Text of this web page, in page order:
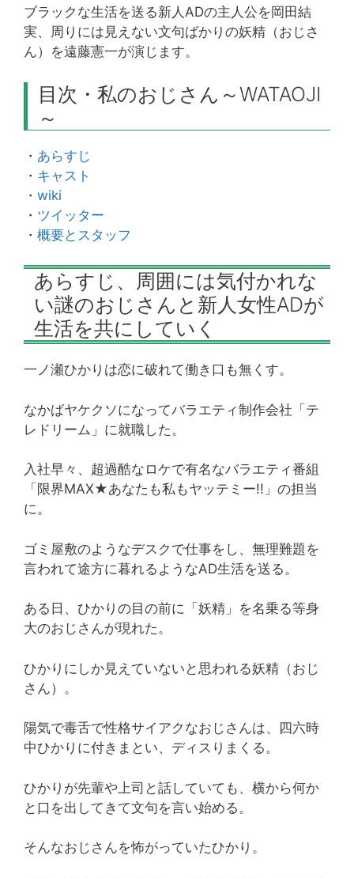
ブラックな生活を送る新人ADの主人公を岡田結
実、周りには見えない文句ばかりの妖精（おじさ
ん）を遠藤憲一が演じます。
目次・私のおじさん～WATAOJI
～
・ あらすじ
・ キャスト
・ wiki
・ ツイッター
・ 概要とスタッフ
あらすじ、周囲には気付かれな
い謎のおじさんと新人女性ADが
生活を共にしていく
一ノ瀬ひかりは恋に破れて働き口も無くす。
なかばヤケクソになってバラエティ制作会社「テ
レドリーム」に就職した。
入社早々、超過酷なロケで有名なバラエティ番組
「限界MAX★あなたも私もヤッテミー!!」の担当
に。
ゴミ屋敷のようなデスクで仕事をし、無理難題を
言われて途方に暮れるようなAD生活を送る。
ある日、ひかりの目の前に「妖精」を名乗る等身
大のおじさんが現れた。
ひかりにしか見えていないと思われる妖精（おじ
さん）。
陽気で毒舌で性格サイアクなおじさんは、四六時
中ひかりに付きまとい、ディスりまくる。
ひかりが先輩や上司と話していても、横から何か
と口を出してきて文句を言い始める。
そんなおじさんを怖がっていたひかり。